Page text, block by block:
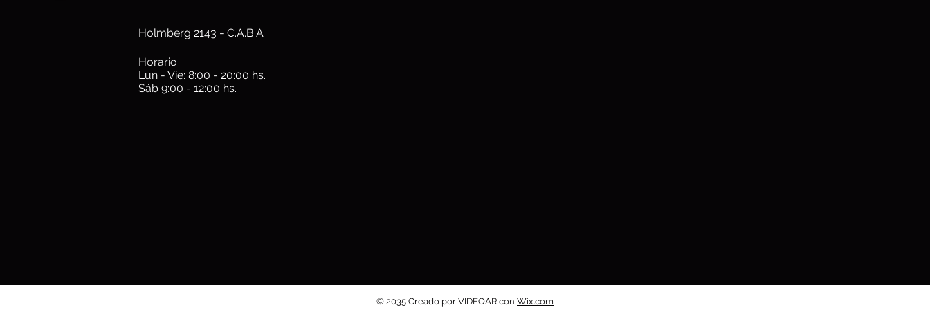
Holmberg 2143 - C.A.B.A
Horario
Lun - Vie: 8:00 - 20:00 hs.
Sáb 9:00 - 12:00 hs.
© 2035 Creado por VIDEOAR con Wix.com